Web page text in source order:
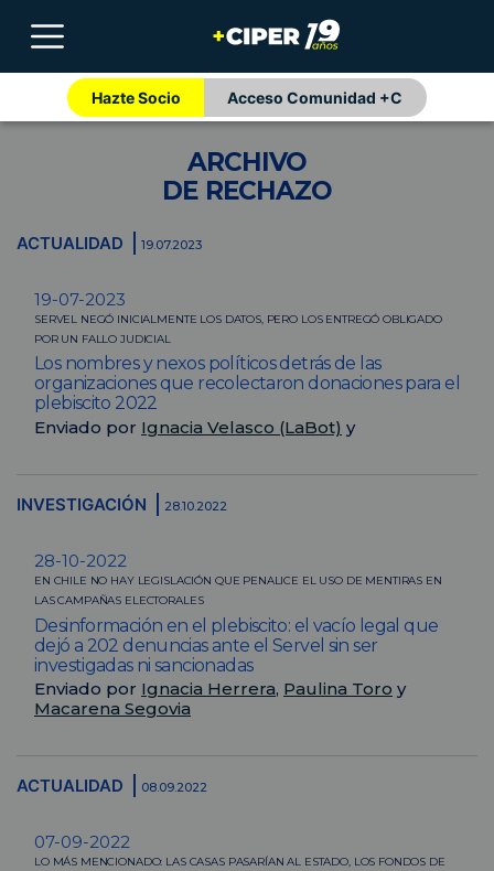
Hazte Socio Acceso Comunidad +C
ARCHIVO
DE RECHAZO
ACTUALIDAD 19.07.2023
19-07-2023
SERVEL NEGÓ INICIALMENTE LOS DATOS, PERO LOS ENTREGÓ OBLIGADO
POR UN FALLO JUDICIAL
Los nombres y nexos políticos detrás de las
organizaciones que recolectaron donaciones para el
plebiscito 2022
Enviado por Ignacia Velasco (LaBot) y
INVESTIGACIÓN 28.10.2022
28-10-2022
EN CHILE NO HAY LEGISLACIÓN QUE PENALICE EL USO DE MENTIRAS EN
LAS CAMPAÑAS ELECTORALES
Desinformación en el plebiscito: el vacío legal que
dejó a 202 denuncias ante el Servel sin ser
investigadas ni sancionadas
Enviado por Ignacia Herrera, Paulina Toro y
Macarena Segovia
ACTUALIDAD 08.09.2022
07-09-2022
LO MÁS MENCIONADO: LAS CASAS PASARÍAN AL ESTADO, LOS FONDOS DE